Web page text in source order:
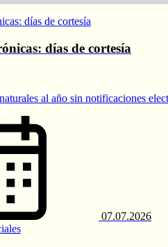
días de cortesía
al año sin notificaciones
07.07.2026